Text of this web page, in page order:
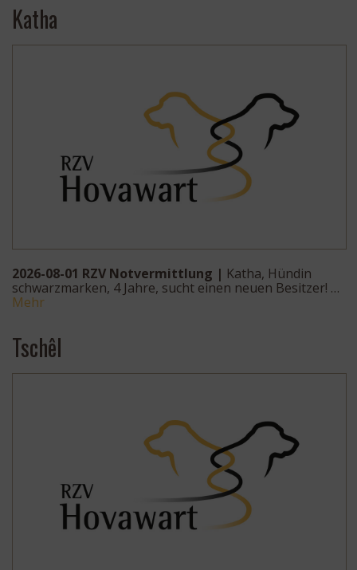
Katha
2026-08-01 RZV Notvermittlung | Katha, Hündin
schwarzmarken, 4 Jahre, sucht einen neuen Besitzer! …
Mehr
Tschêl